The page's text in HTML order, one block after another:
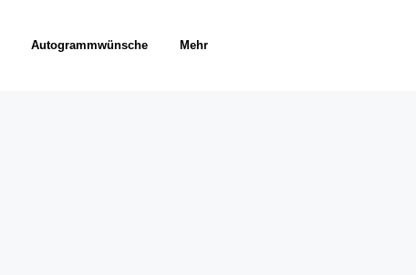
Autogrammwünsche Mehr